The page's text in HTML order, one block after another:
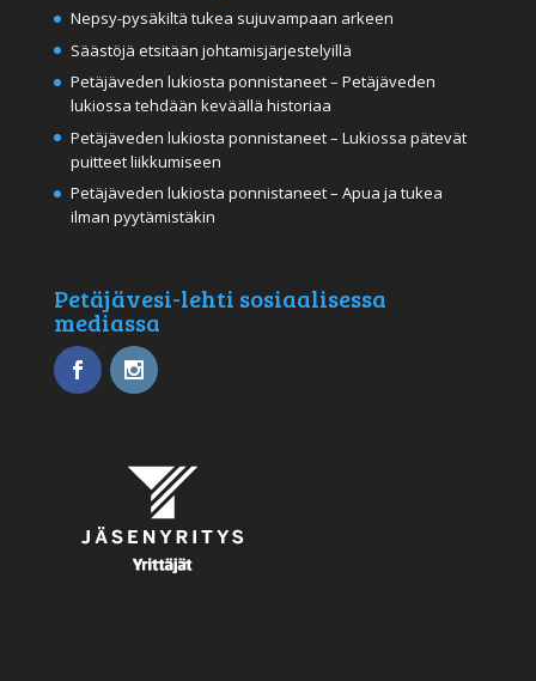
Nepsy-pysäkiltä tukea sujuvampaan arkeen
Säästöjä etsitään johtamisjärjestelyillä
Petäjäveden lukiosta ponnistaneet – Petäjäveden
lukiossa tehdään keväällä historiaa
Petäjäveden lukiosta ponnistaneet – Lukiossa pätevät
puitteet liikkumiseen
Petäjäveden lukiosta ponnistaneet – Apua ja tukea
ilman pyytämistäkin
Petäjävesi-lehti sosiaalisessa
mediassa